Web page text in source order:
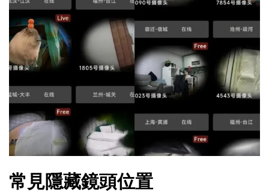
常見隱藏鏡頭位置